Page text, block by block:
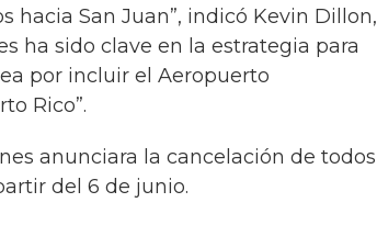
hacia San Juan”, indicó Kevin Dillon,
ha sido clave en la estrategia para
por incluir el Aeropuerto
Rico”.
anunciara la cancelación de todos
del 6 de junio.